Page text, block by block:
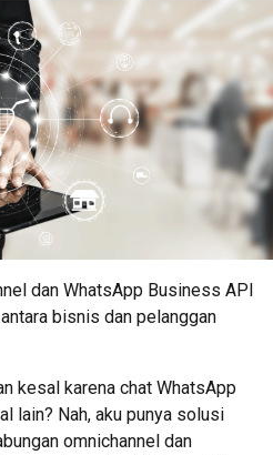
dan WhatsApp Business API
bisnis dan pelanggan
kesal karena chat WhatsApp
lain? Nah, aku punya solusi
omnichannel dan